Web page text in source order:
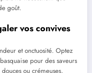
goût.
vos convives
et onctuosité. Optez
pour des saveurs
ou crémeuses,